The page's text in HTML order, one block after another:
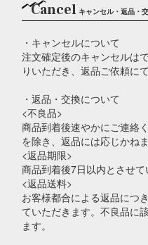
Cancel キャンセル・返品・
・キャンセルについて
注文確定後のキャンセルは
りいただき、返品ご依頼に
・返品・交換について
<不良品>
商品到着後速やかにご連絡
を除き、返品には応じかね
<返品期限>
商品到着後7日以内とさせて
<返品送料>
お客様都合による返品につ
ていただきます。不良品に
ます。